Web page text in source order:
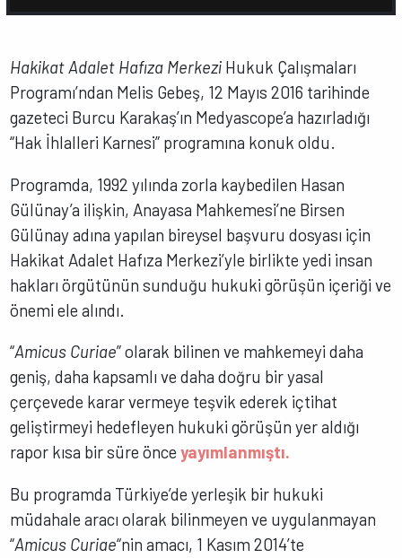
Hakikat Adalet Hafıza Merkezi Hukuk Çalışmaları
Programı’ndan Melis Gebeş, 12 Mayıs 2016 tarihinde
gazeteci Burcu Karakaş’ın Medyascope’a hazırladığı
“Hak İhlalleri Karnesi” programına konuk oldu.
Programda, 1992 yılında zorla kaybedilen Hasan
Gülünay’a ilişkin, Anayasa Mahkemesi’ne Birsen
Gülünay adına yapılan bireysel başvuru dosyası için
Hakikat Adalet Hafıza Merkezi’yle birlikte yedi insan
hakları örgütünün sunduğu hukuki görüşün içeriği ve
önemi ele alındı.
“Amicus Curiae” olarak bilinen ve mahkemeyi daha
geniş, daha kapsamlı ve daha doğru bir yasal
çerçevede karar vermeye teşvik ederek içtihat
geliştirmeyi hedefleyen hukuki görüşün yer aldığı
rapor kısa bir süre önceyayımlanmıştı.
Bu programda Türkiye’de yerleşik bir hukuki
müdahale aracı olarak bilinmeyen ve uygulanmayan
“Amicus Curiae“nin amacı, 1 Kasım 2014’te